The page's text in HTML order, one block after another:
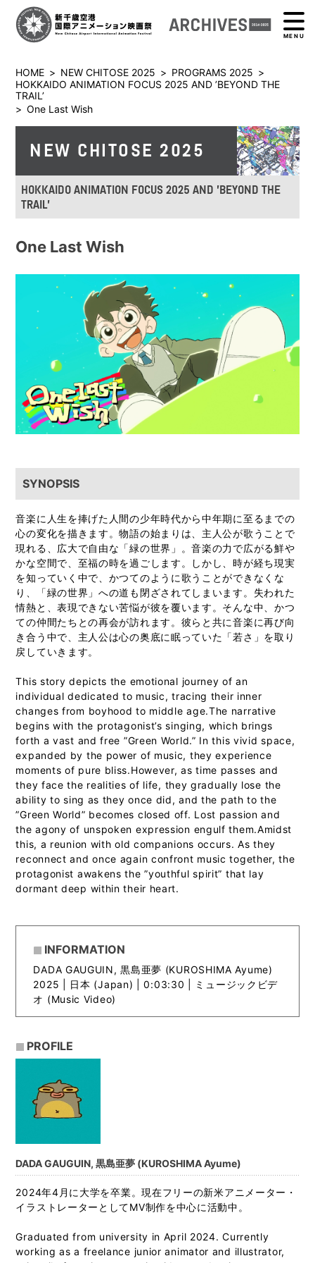
MENU
HOME > NEW CHITOSE 2025 > PROGRAMS 2025 >
HOKKAIDO ANIMATION FOCUS 2025 AND ’BEYOND THE
TRAIL’
> One Last Wish
NEW CHITOSE 2025
HOKKAIDO ANIMATION FOCUS 2025 AND ’BEYOND THE
TRAIL’
One Last Wish
SYNOPSIS
音楽に人生を捧げた人間の少年時代から中年期に至るまでの
心の変化を描きます。物語の始まりは、主人公が歌うことで
現れる、広大で自由な「緑の世界」。音楽の力で広がる鮮や
かな空間で、至福の時を過ごします。しかし、時が経ち現実
を知っていく中で、かつてのように歌うことができなくな
り、「緑の世界」への道も閉ざされてしまいます。失われた
情熱と、表現できない苦悩が彼を覆います。そんな中、かつ
ての仲間たちとの再会が訪れます。彼らと共に音楽に再び向
き合う中で、主人公は心の奥底に眠っていた「若さ」を取り
戻していきます。
This story depicts the emotional journey of an
individual dedicated to music, tracing their inner
changes from boyhood to middle age.The narrative
begins with the protagonist’s singing, which brings
forth a vast and free ”Green World.” In this vivid space,
expanded by the power of music, they experience
moments of pure bliss.However, as time passes and
they face the realities of life, they gradually lose the
ability to sing as they once did, and the path to the
”Green World” becomes closed off. Lost passion and
the agony of unspoken expression engulf them.Amidst
this, a reunion with old companions occurs. As they
reconnect and once again confront music together, the
protagonist awakens the ”youthful spirit” that lay
dormant deep within their heart.
INFORMATION
DADA GAUGUIN, 黒島亜夢 (KUROSHIMA Ayume)
2025 | 日本 (Japan) | 0:03:30 | ミュージックビデ
オ (Music Video)
PROFILE
DADA GAUGUIN, 黒島亜夢 (KUROSHIMA Ayume)
2024年4月に大学を卒業。現在フリーの新米アニメーター・
イラストレーターとしてMV制作を中心に活動中。
Graduated from university in April 2024. Currently
working as a freelance junior animator and illustrator,